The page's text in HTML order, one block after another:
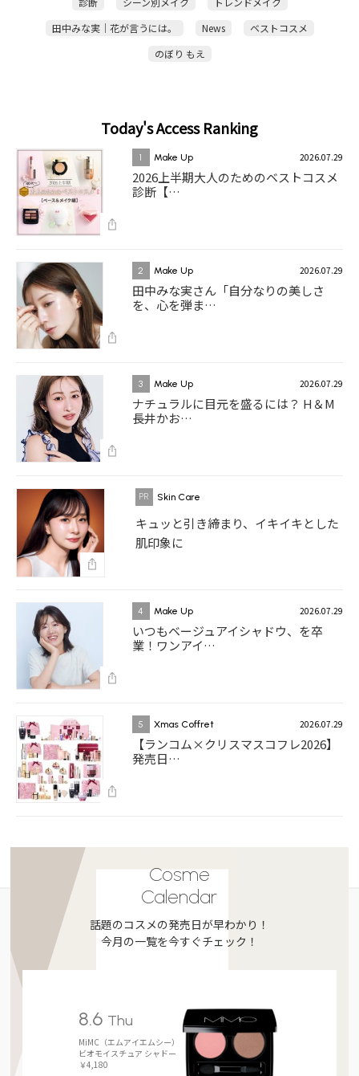
田中みな実｜花が言うには。
News
ベストコスメ
のぼり もえ
Today's Access Ranking
1 Make Up 2026.07.29
2026上半期大人のためのベストコスメ
診断【…
2 Make Up 2026.07.29
田中みな実さん「自分なりの美しさ
を、心を弾ま…
3 Make Up 2026.07.29
ナチュラルに目元を盛るには？ H＆M
長井かお…
Skin Care
キュッと引き締まり、イキイキとした
肌印象に
4 Make Up 2026.07.29
いつもベージュアイシャドウ、を卒
業！ワンアイ…
5 Xmas Coffret 2026.07.29
【ランコム×クリスマスコフレ2026】
発売日…
Cosme
Calendar
話題のコスメの発売日が早わかり！
今月の一覧を今すぐチェック！
8.6 Thu
MiMC（エムアイエムシー）
ビオモイスチュア シャドー
￥4,180